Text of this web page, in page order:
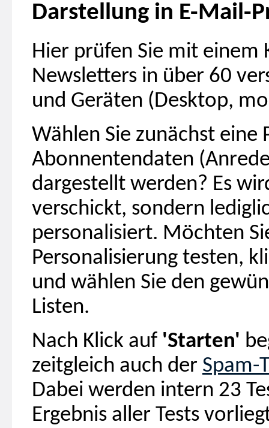
Darstellung in E-Mail-
Hier prüfen Sie mit einem
Newsletters in über 60
und Geräten (Desktop,
Wählen Sie zunächst eine
Abonnentendaten
dargestellt werden? Es
verschickt, sondern
personalisiert. Möchten
Personalisierung testen,
und wählen Sie den
Listen.
Nach Klick auf 'Starten'
zeitgleich auch der Spam-
Dabei werden intern 23
Ergebnis aller Tests